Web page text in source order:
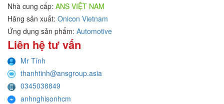
Nhà cung cấp: ANS VIỆT NAM
Hãng sản xuất: Onicon Vietnam
Ứng dụng sản phẩm: Automotive
Liên hệ tư vấn
Mr Tính
thanhtinh@ansgroup.asia
0345038849
anhnghisonhcm